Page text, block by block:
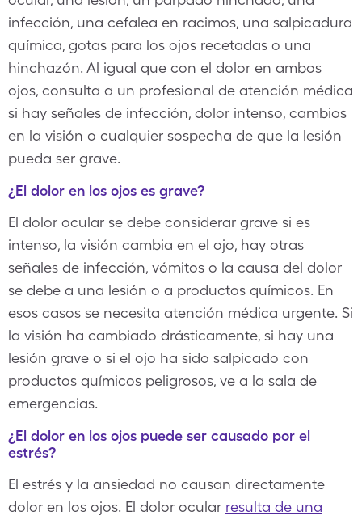
infección, una cefalea en racimos, una salpicadura
química, gotas para los ojos recetadas o una
hinchazón. Al igual que con el dolor en ambos
ojos, consulta a un profesional de atención médica
si hay señales​​​ de infección, dolor intenso, cambios
en la visión o cualquier sospecha de que la lesión
pueda ser grave.
¿El dolor en los ojos es grave?
El dolor ocular se debe considerar grave si es
intenso, la visión cambia en el ojo, hay otras
señales de infección, vómitos o la causa del dolor
se debe a una lesión o a productos químicos. En
esos casos se necesita atención médica urgente. Si
la visión ha cambiado drásticamente, si hay una
lesión grave o si el ojo ha sido salpicado con
productos químicos peligrosos, ve a la sala de
emergencias.
¿El dolor en los ojos puede ser causado por el
estrés?
El estrés y la ansiedad no causan directamente
dolor en los ojos. El dolor ocular resulta de una